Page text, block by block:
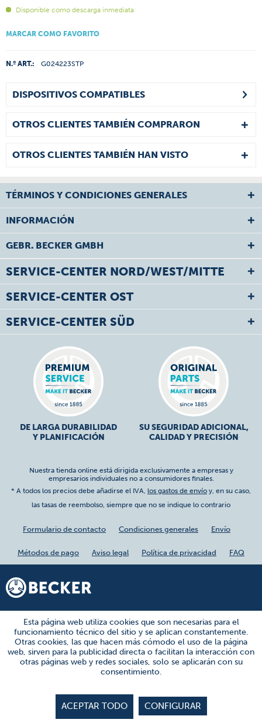
Disponible como descarga inmediata
MARCAR COMO FAVORITO
N.º ART.: G024223STP
DISPOSITIVOS COMPATIBLES
OTROS CLIENTES TAMBIÉN COMPRARON
OTROS CLIENTES TAMBIÉN HAN VISTO
TÉRMINOS Y CONDICIONES GENERALES
INFORMACIÓN
GEBR. BECKER GMBH
SERVICE-CENTER NORD/WEST/MITTE
SERVICE-CENTER OST
SERVICE-CENTER SÜD
DE LARGA DURABILIDAD
Y PLANIFICACIÓN
SU SEGURIDAD ADICIONAL,
CALIDAD Y PRECISIÓN
Nuestra tienda online está dirigida exclusivamente a empresas y
empresarios individuales no a consumidores finales.
* A todos los precios debe añadirse el IVA, los gastos de envío y, en su caso,
las tasas de reembolso, siempre que no se indique lo contrario
Formulario de contacto Condiciones generales Envío
Métodos de pago Aviso legal Política de privacidad FAQ
Esta página web utiliza cookies que son necesarias para el
funcionamiento técnico del sitio y se aplican constantemente.
Otras cookies, las que hacen más cómodo el uso de la página
web, sirven para la publicidad directa o facilitan la interacción con
otras páginas web y redes sociales, solo se aplicarán con su
consentimiento.
ACEPTAR TODO CONFIGURAR